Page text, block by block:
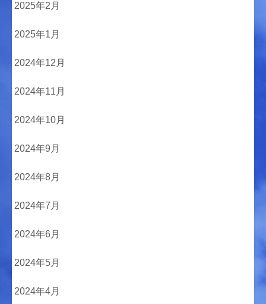
2025年2月
2025年1月
2024年12月
2024年11月
2024年10月
2024年9月
2024年8月
2024年7月
2024年6月
2024年5月
2024年4月